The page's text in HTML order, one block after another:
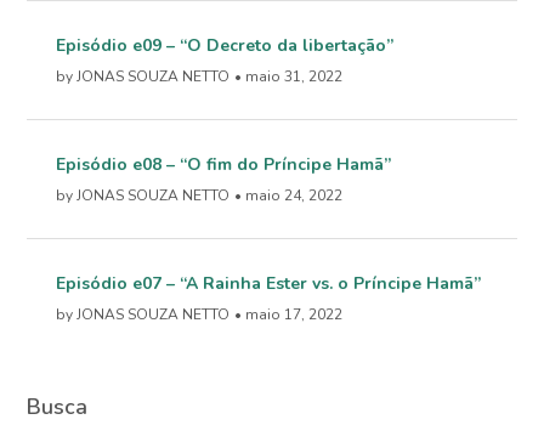
Episódio e09 – “O Decreto da libertação”
by JONAS SOUZA NETTO • maio 31, 2022
Episódio e08 – “O fim do Príncipe Hamã”
by JONAS SOUZA NETTO • maio 24, 2022
Episódio e07 – “A Rainha Ester vs. o Príncipe Hamã”
by JONAS SOUZA NETTO • maio 17, 2022
Busca